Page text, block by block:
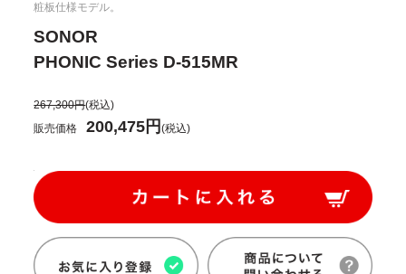
粧板仕様モデル。
SONOR
PHONIC Series D-515MR
267,300円(税込)
販売価格
200,475円(税込)